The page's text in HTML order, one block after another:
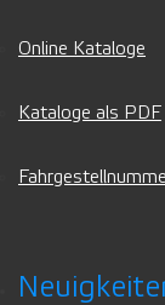
Online Kataloge
Kataloge als PDF